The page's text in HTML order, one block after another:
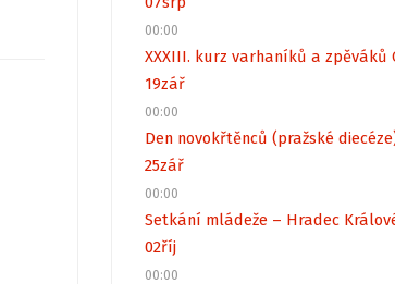
00:00
XXXIII. kurz varhaníků a zpěváků
19zář
00:00
Den novokřtěnců (pražské
25zář
00:00
Setkání mládeže – Hradec
02říj
00:00